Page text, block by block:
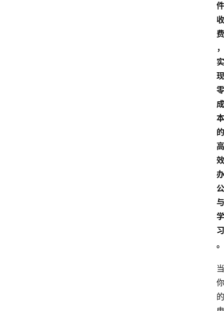
件
收
费
，
实
现
零
成
本
的
高
效
办
公
与
学
习
。
当
你
的